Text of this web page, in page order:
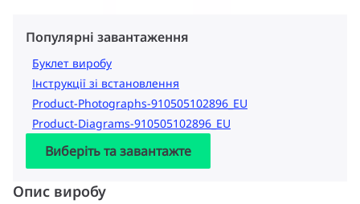
Популярні завантаження
Буклет виробу
Інструкції зі встановлення
Product-Photographs-910505102896_EU
Product-Diagrams-910505102896_EU
Виберіть та завантажте
Опис виробу